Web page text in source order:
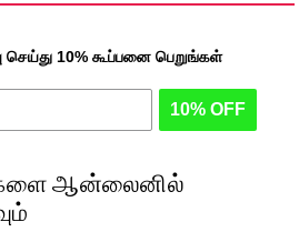
செய்து 10% கூப்பனை பெறுங்கள்
10% OFF
ஆன்லைனில்